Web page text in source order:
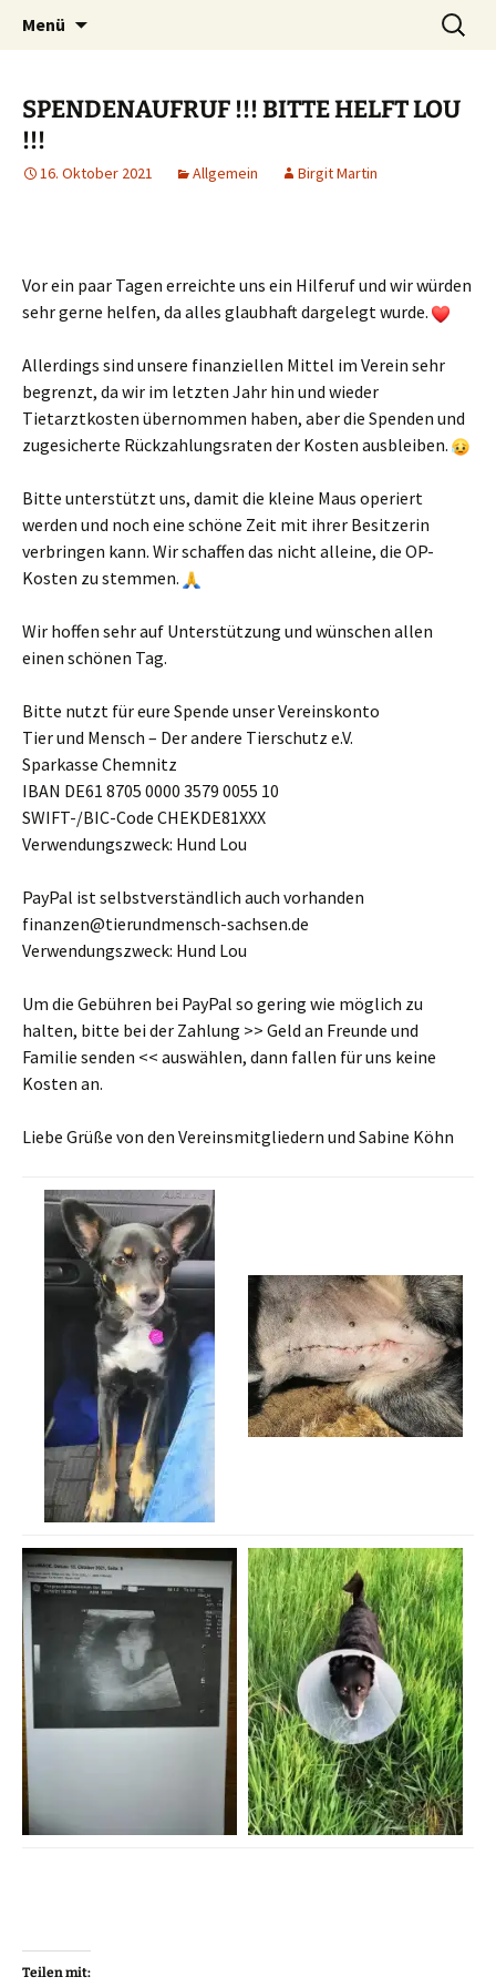
Tier und Mensch – Der andere
Tierschutz e.V.
der andere Tierschutz e.V.
Menü
Suchen
nach:
SPENDENAUFRUF !!! BITTE HELFT LOU
!!!
16. Oktober 2021 Allgemein Birgit Martin
Vor ein paar Tagen erreichte uns ein Hilferuf und wir würden
sehr gerne helfen, da alles glaubhaft dargelegt wurde.
Allerdings sind unsere finanziellen Mittel im Verein sehr
begrenzt, da wir im letzten Jahr hin und wieder
Tietarztkosten übernommen haben, aber die Spenden und
zugesicherte Rückzahlungsraten der Kosten ausbleiben.
Bitte unterstützt uns, damit die kleine Maus operiert
werden und noch eine schöne Zeit mit ihrer Besitzerin
verbringen kann. Wir schaffen das nicht alleine, die OP-
Kosten zu stemmen.
Wir hoffen sehr auf Unterstützung und wünschen allen
einen schönen Tag.
Bitte nutzt für eure Spende unser Vereinskonto
Tier und Mensch – Der andere Tierschutz e.V.
Sparkasse Chemnitz
IBAN DE61 8705 0000 3579 0055 10
SWIFT-/BIC-Code CHEKDE81XXX
Verwendungszweck: Hund Lou
PayPal ist selbstverständlich auch vorhanden
finanzen@tierundmensch-sachsen.de
Verwendungszweck: Hund Lou
Um die Gebühren bei PayPal so gering wie möglich zu
halten, bitte bei der Zahlung >> Geld an Freunde und
Familie senden << auswählen, dann fallen für uns keine
Kosten an.
Liebe Grüße von den Vereinsmitgliedern und Sabine Köhn
Teilen mit: